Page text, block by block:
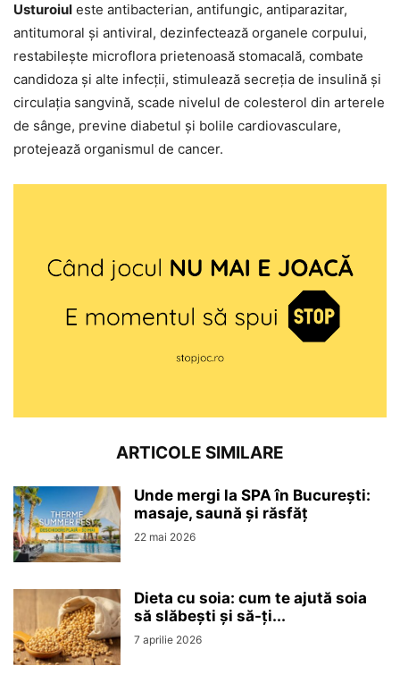
Usturoiul este antibacterian, antifungic, antiparazitar,
antitumoral și antiviral, dezinfectează organele corpului,
restabilește microflora prietenoasă stomacală, combate
candidoza și alte infecții, stimulează secreția de insulină și
circulația sangvină, scade nivelul de colesterol din arterele
de sânge, previne diabetul și bolile cardiovasculare,
protejează organismul de cancer.
ARTICOLE SIMILARE
Unde mergi la SPA în București:
masaje, saună și răsfăț
22 mai 2026
Dieta cu soia: cum te ajută soia
să slăbești și să-ți...
7 aprilie 2026